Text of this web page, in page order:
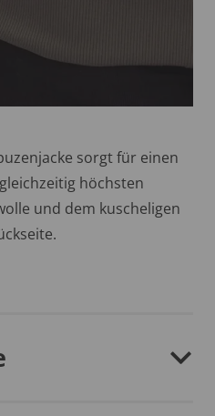
sorgt für einen
höchsten
und dem kuscheligen